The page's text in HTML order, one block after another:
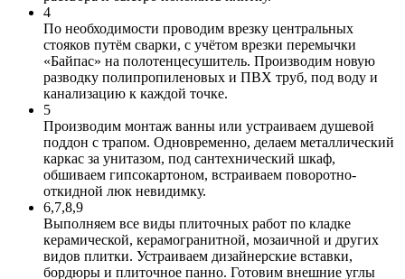
4
По необходимости проводим врезку центральных
стояков путём сварки, с учётом врезки перемычки
«Байпас» на полотенцесушитель. Производим новую
разводку полипропиленовых и ПВХ труб, под воду и
канализацию к каждой точке.
5
Производим монтаж ванны или устраиваем душевой
поддон с трапом. Одновременно, делаем металлический
каркас за унитазом, под сантехнический шкаф,
обшиваем гипсокартоном, встраиваем поворотно-
откидной люк невидимку.
6,7,8,9
Выполняем все виды плиточных работ по кладке
керамической, керамогранитной, мозаичной и других
видов плитки. Устраиваем дизайнерские вставки,
бордюры и плиточное панно. Готовим внешние углы